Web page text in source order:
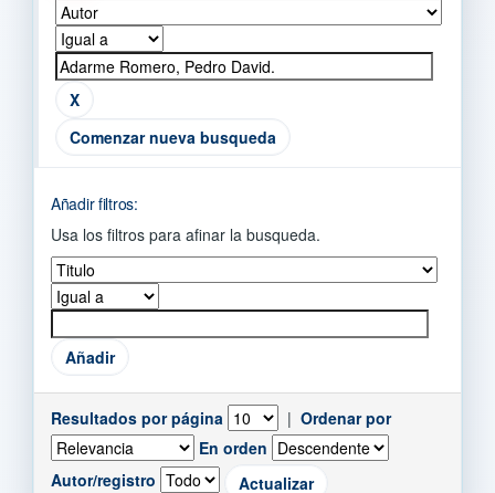
Comenzar nueva busqueda
Añadir filtros:
Usa los filtros para afinar la busqueda.
Resultados por página | Ordenar por
En orden
Autor/registro